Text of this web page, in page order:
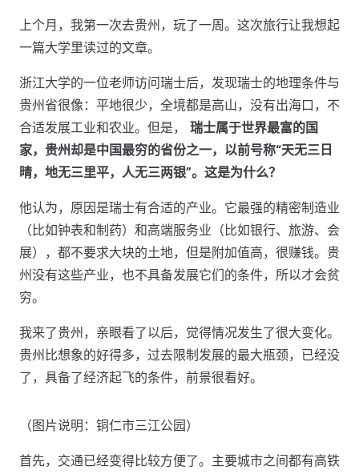
上个月，我第一次去贵州，玩了一周。这次旅行让我想起
一篇大学里读过的文章。
浙江大学的一位老师访问瑞士后，发现瑞士的地理条件与
贵州省很像：平地很少，全境都是高山，没有出海口，不
合适发展工业和农业。但是， 瑞士属于世界最富的国
家，贵州却是中国最穷的省份之一，以前号称“天无三日
晴，地无三里平，人无三两银”。这是为什么？
他认为，原因是瑞士有合适的产业。它最强的精密制造业
（比如钟表和制药）和高端服务业（比如银行、旅游、会
展），都不要求大块的土地，但是附加值高，很赚钱。贵
州没有这些产业，也不具备发展它们的条件，所以才会贫
穷。
我来了贵州，亲眼看了以后，觉得情况发生了很大变化。
贵州比想象的好得多，过去限制发展的最大瓶颈，已经没
了，具备了经济起飞的条件，前景很看好。
（图片说明：铜仁市三江公园）
首先，交通已经变得比较方便了。主要城市之间都有高铁